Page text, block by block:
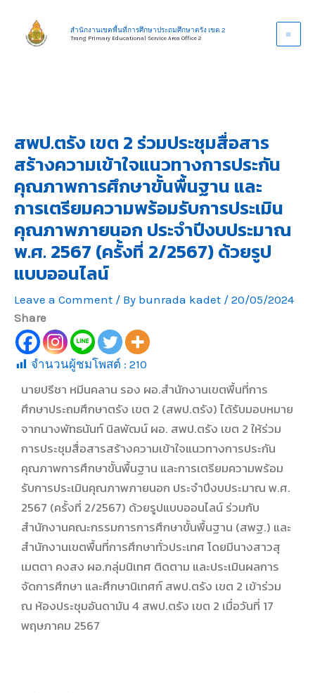
content
สำนักงานเขตพื้นที่การศึกษาประถมศึกษาตรัง เขต 2
Trang Primary Educational Service Area Office 2
สพป.ตรัง เขต 2 ร่วมประชุมสื่อสาร
สร้างความเข้าใจแนวทางการประกัน
คุณภาพการศึกษาขั้นพื้นฐาน และ
การเตรียมความพร้อมรับการประเมิน
คุณภาพภายนอก ประจำปีงบประมาณ
พ.ศ. 2567 (ครั้งที่ 2/2567) ด้วยรูป
แบบออนไลน์
Leave a Comment / By bunrada kadet / 20/05/2024
Share
จำนวนผู้ชมโพสต์ : 210
นายปรีชา หมีนคลาน รอง ผอ.สำนักงานเขตพื้นที่การ
ศึกษาประถมศึกษาตรัง เขต 2 (สพป.ตรัง) ได้รับมอบหมาย
จากนางพัทธนันท์ นิลพัฒน์ ผอ. สพป.ตรัง เขต 2 ให้ร่วม
การประชุมสื่อสารสร้างความเข้าใจแนวทางการประกัน
คุณภาพการศึกษาขั้นพื้นฐาน และการเตรียมความพร้อม
รับการประเมินคุณภาพภายนอก ประจำปีงบประมาณ พ.ศ.
2567 (ครั้งที่ 2/2567) ด้วยรูปแบบออนไลน์ ร่วมกับ
สำนักงานคณะกรรมการการศึกษาขั้นพื้นฐาน (สพฐ.) และ
สำนักงานเขตพื้นที่การศึกษาทั่วประเทศ โดยมีนางสาวสุ
เมตตา คงสง ผอ.กลุ่มนิเทศ ติดตาม และประเมินผลการ
จัดการศึกษา และศึกษานิเทศก์ สพป.ตรัง เขต 2 เข้าร่วม
ณ ห้องประชุมอันดามัน 4 สพป.ตรัง เขต 2 เมื่อวันที่ 17
พฤษภาคม 2567